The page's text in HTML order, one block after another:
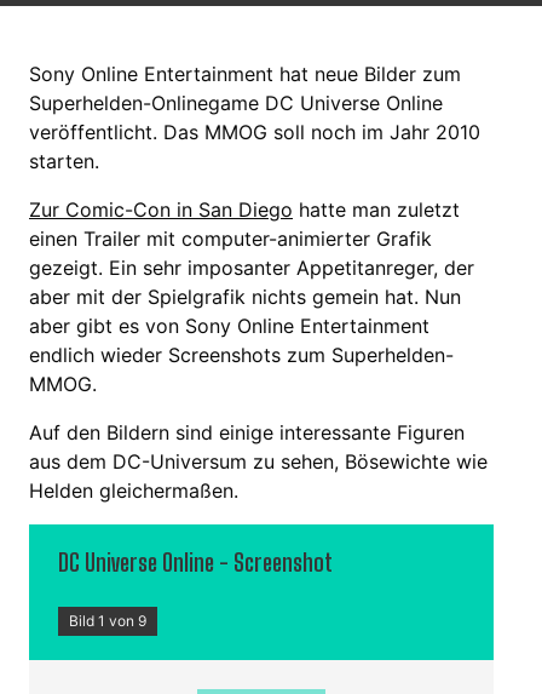
Sony Online Entertainment hat neue Bilder zum
Superhelden-Onlinegame DC Universe Online
veröffentlicht. Das MMOG soll noch im Jahr 2010
starten.
Zur Comic-Con in San Diego hatte man zuletzt
einen Trailer mit computer-animierter Grafik
gezeigt. Ein sehr imposanter Appetitanreger, der
aber mit der Spielgrafik nichts gemein hat. Nun
aber gibt es von Sony Online Entertainment
endlich wieder Screenshots zum Superhelden-
MMOG.
Auf den Bildern sind einige interessante Figuren
aus dem DC-Universum zu sehen, Bösewichte wie
Helden gleichermaßen.
DC Universe Online - Screenshot
Bild 1 von 9